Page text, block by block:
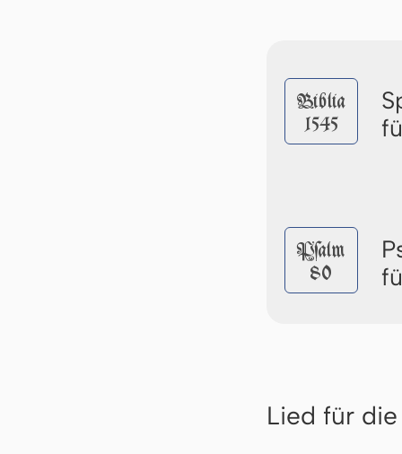
Biblia
1545
Pſalm
80
Lied für